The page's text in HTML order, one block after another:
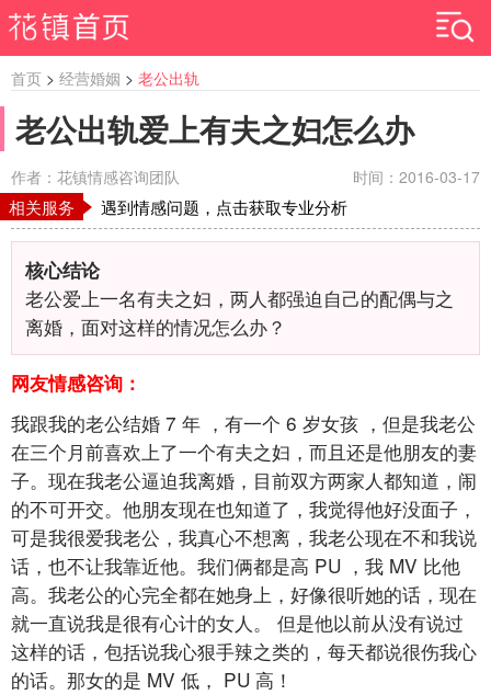
首页 > 经营婚姻 > 老公出轨
老公出轨爱上有夫之妇怎么办
作者：花镇情感咨询团队 时间：2016-03-17
相关服务 遇到情感问题，点击获取专业分析
核心结论
老公爱上一名有夫之妇，两人都强迫自己的配偶与之
离婚，面对这样的情况怎么办？
网友情感咨询：
我跟我的老公结婚 7 年 ，有一个 6 岁女孩 ，但是我老公
在三个月前喜欢上了一个有夫之妇，而且还是他朋友的妻
子。现在我老公逼迫我离婚，目前双方两家人都知道，闹
的不可开交。他朋友现在也知道了，我觉得他好没面子，
可是我很爱我老公，我真心不想离，我老公现在不和我说
话，也不让我靠近他。我们俩都是高 PU ，我 MV 比他
高。我老公的心完全都在她身上，好像很听她的话，现在
就一直说我是很有心计的女人。 但是他以前从没有说过
这样的话，包括说我心狠手辣之类的，每天都说很伤我心
的话。那女的是 MV 低， PU 高！